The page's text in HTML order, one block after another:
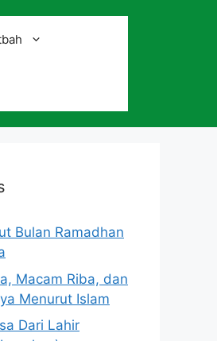
Bulan Ramadhan
Macam Riba, dan
Menurut Islam
Dari Lahir